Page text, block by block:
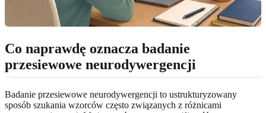
Co naprawdę oznacza badanie
przesiewowe neurodywergencji
Badanie przesiewowe neurodywergencji to ustrukturyzowany
sposób szukania wzorców często związanych z różnicami